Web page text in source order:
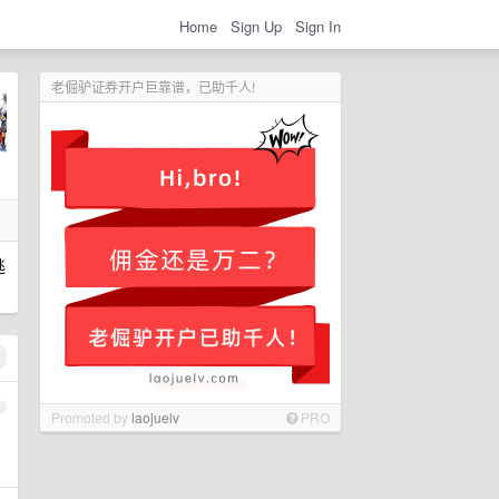
Home Sign Up Sign In
老倔驴证券开户巨靠谱，已助千人!
Promoted bylaojuelv PRO